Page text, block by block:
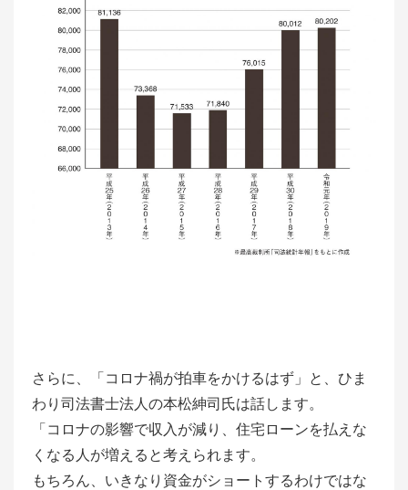
さらに、「コロナ禍が拍車をかけるはず」と、ひま
わり司法書士法人の本松紳司氏は話します。
「コロナの影響で収入が減り、住宅ローンを払えな
くなる人が増えると考えられます。
もちろん、いきなり資金がショートするわけではな